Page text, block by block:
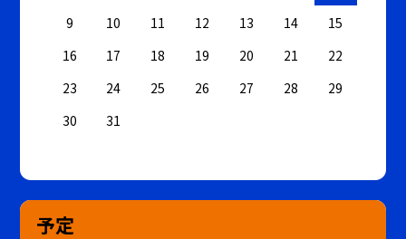
9
10 11 12 13 14
15
16
17 18 19 20 21
22
23
24 25 26 27 28
29
30
31
予定